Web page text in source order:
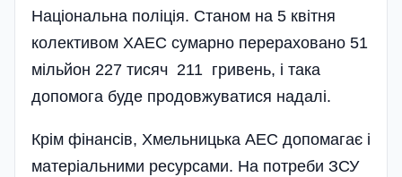
Національна поліція. Станом на 5 квітня
колективом ХАЕС сумарно перераховано 51
мільйон 227 тисяч 211 гривень, і така
допомога буде продовжуватися надалі.
Крім фінансів, Хмельницька АЕС допомагає і
матеріальними ресурсами. На потреби ЗСУ